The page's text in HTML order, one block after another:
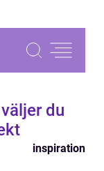
du
inspiration